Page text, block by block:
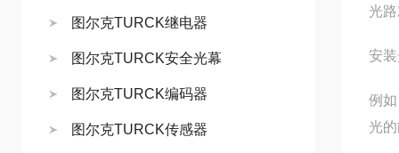
图尔克TURCK继电器
图尔克TURCK安全光幕
图尔克TURCK编码器
图尔克TURCK传感器
光
安
例
光